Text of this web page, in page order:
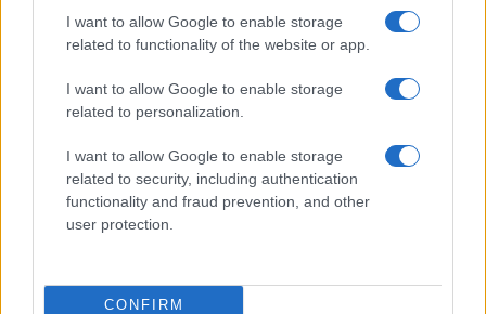
I want to allow Google to enable storage
related to functionality of the website or app.
I want to allow Google to enable storage
related to personalization.
I want to allow Google to enable storage
related to security, including authentication
functionality and fraud prevention, and other
user protection.
CONFIRM
Vuoi rimuovere le pubblicità nazionali?
Puoi abbonarti asoli € 1,10 al mese
cliccandoqui
Sei già abbonato?